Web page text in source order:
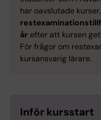
har oavslutade
år efter att kursen
För frågor om
kursansvarig lärare.
Inför kursstart